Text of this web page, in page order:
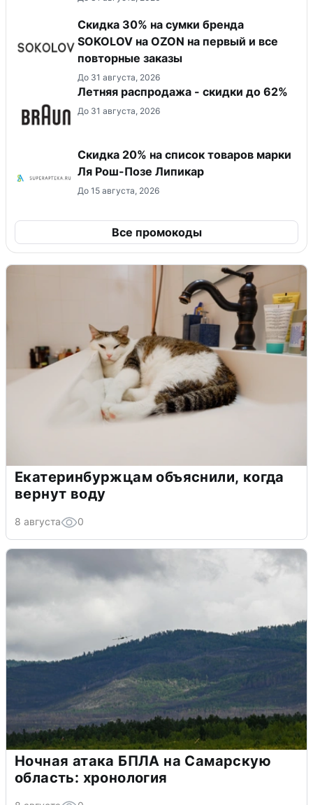
Скидка 30% на сумки бренда
SOKOLOV на OZON на первый и все
повторные заказы
До 31 августа, 2026
Летняя распродажа - скидки до 62%
До 31 августа, 2026
Скидка 20% на список товаров марки
Ля Рош-Позе Липикар
До 15 августа, 2026
Все промокоды
Екатеринбуржцам объяснили, когда
вернут воду
8 августа 0
Ночная атака БПЛА на Самарскую
область: хронология